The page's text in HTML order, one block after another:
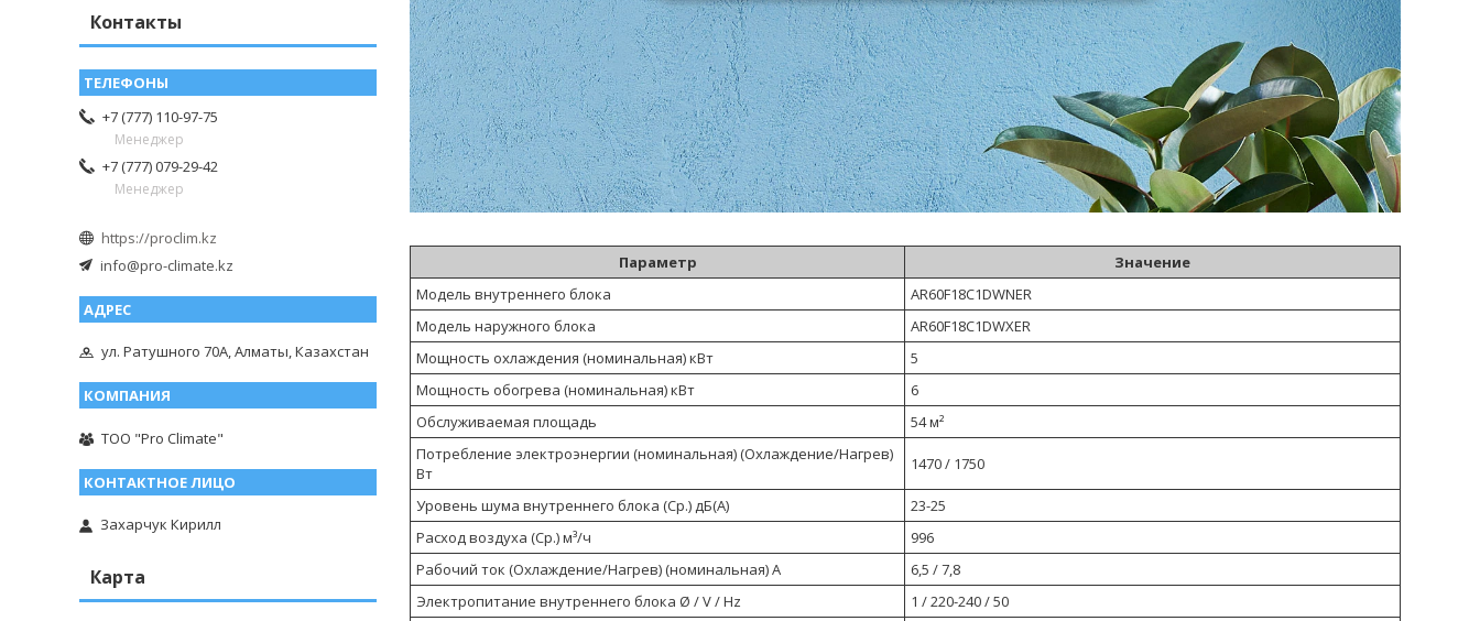
Параметр
Значение
Модель внутреннего блока
AR60F18C1DWNER
Модель наружного блока
AR60F18C1DWXER
Мощность охлаждения (номинальная) кВт
5
Мощность обогрева (номинальная) кВт
6
Обслуживаемая площадь
54 м²
Потребление электроэнергии (номинальная) (Охлаждение/Нагрев)
Вт
1470 / 1750
Уровень шума внутреннего блока (Ср.) дБ(А)
23-25
Расход воздуха (Ср.) м³/ч
996
Рабочий ток (Охлаждение/Нагрев) (номинальная) А
6,5 / 7,8
Электропитание внутреннего блока Ø / V / Hz
1 / 220-240 / 50
Контакты
+7 (777) 110-97-75
Менеджер
+7 (777) 079-29-42
Менеджер
https://proclim.kz
info@pro-climate.kz
ул. Ратушного 70А, Алматы, Казахстан
ТОО "Pro Climate"
Захарчук Кирилл
Карта